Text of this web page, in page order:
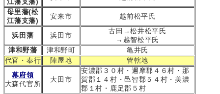
母里藩(松
江藩支藩)
安来市 越前松平氏
浜田藩 浜田市
古田→松井松平氏
→越智松平氏
津和野藩
津和野町
亀井氏
代官・奉行
陣屋地
管轄地
幕府領
大森代官所
大田市
安濃郡３０村・邇摩郡４６村・那
賀郡１４村・邑智郡５４村・美濃
郡１村・鹿足郡５村